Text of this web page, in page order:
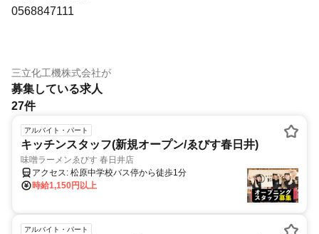
0568847111
三立化工機株式会社が
募集している求人
27件
アルバイト・パート
キッチンスタッフ(新規オープン/ゑびす春日井)
味噌ラーメンゑびす 春日井店
時給1,150円以上
アクセス: 松原中学校バス停から徒歩1分
アルバイト・パート